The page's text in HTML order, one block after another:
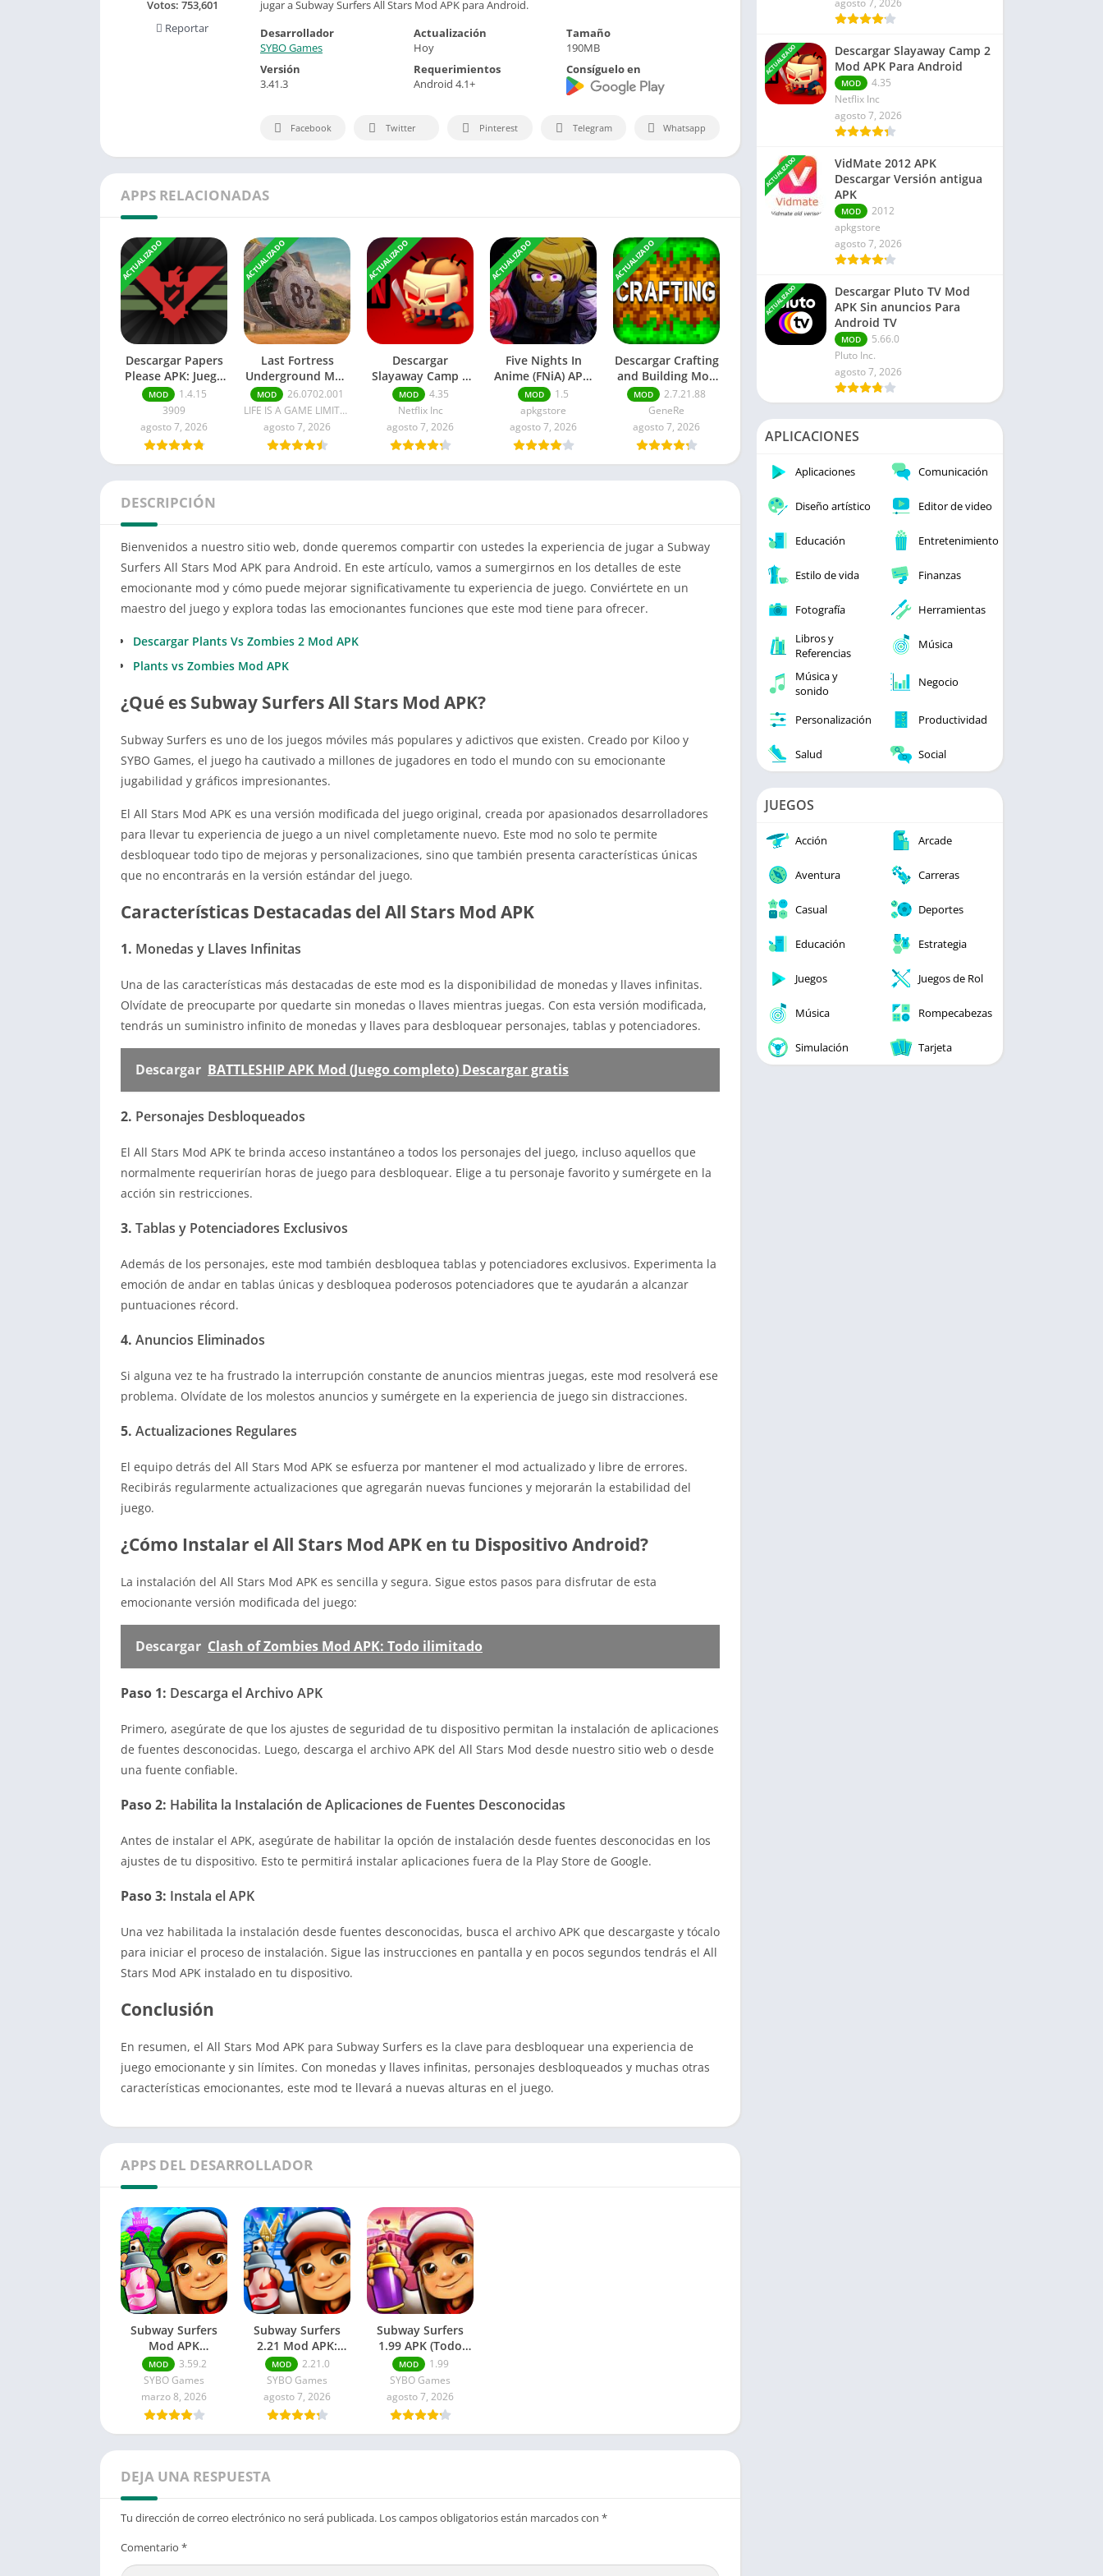
Finanzas
Libros y Referencias
Rompecabezas
Negocio
jugar a Subway Surfers All Stars Mod APK para Android.
Votos: 753,601
Reportar
Desarrollador
SYBO Games
Actualización
Hoy
Tamaño
190MB
Versión
3.41.3
Requerimientos
Android 4.1+
Consíguelo en
Facebook Twitter Pinterest Telegram Whatsapp
APPS RELACIONADAS
ACTUALIZADO
Descargar Papers
Please APK: Juego
completo para
Android
MOD
1.4.15
3909
agosto 7, 2026
ACTUALIZADO
Last Fortress
Underground Mod
APK Última
versión
MOD
26.0702.001
LIFE IS A GAME LIMITED
agosto 7, 2026
ACTUALIZADO
Descargar
Slayaway Camp 2
Mod APK Para
Android
MOD
4.35
Netflix Inc
agosto 7, 2026
ACTUALIZADO
Five Nights In
Anime (FNiA) APK:
Remastered
MOD
1.5
apkgstore
agosto 7, 2026
ACTUALIZADO
Descargar Crafting
and Building Mod
APK Dinero
ilimitado
MOD
2.7.21.88
GeneRe
agosto 7, 2026
DESCRIPCIÓN
Bienvenidos a nuestro sitio web, donde queremos compartir con ustedes la experiencia de jugar a Subway
Surfers All Stars Mod APK para Android. En este artículo, vamos a sumergirnos en los detalles de este
emocionante mod y cómo puede mejorar significativamente tu experiencia de juego. Conviértete en un
maestro del juego y explora todas las emocionantes funciones que este mod tiene para ofrecer.
Descargar Plants Vs Zombies 2 Mod APK
Plants vs Zombies Mod APK
¿Qué es Subway Surfers All Stars Mod APK?
Subway Surfers es uno de los juegos móviles más populares y adictivos que existen. Creado por Kiloo y
SYBO Games, el juego ha cautivado a millones de jugadores en todo el mundo con su emocionante
jugabilidad y gráficos impresionantes.
El All Stars Mod APK es una versión modificada del juego original, creada por apasionados desarrolladores
para llevar tu experiencia de juego a un nivel completamente nuevo. Este mod no solo te permite
desbloquear todo tipo de mejoras y personalizaciones, sino que también presenta características únicas
que no encontrarás en la versión estándar del juego.
Características Destacadas del All Stars Mod APK
1. Monedas y Llaves Infinitas
Una de las características más destacadas de este mod es la disponibilidad de monedas y llaves infinitas.
Olvídate de preocuparte por quedarte sin monedas o llaves mientras juegas. Con esta versión modificada,
tendrás un suministro infinito de monedas y llaves para desbloquear personajes, tablas y potenciadores.
Descargar BATTLESHIP APK Mod (Juego completo) Descargar gratis
2. Personajes Desbloqueados
El All Stars Mod APK te brinda acceso instantáneo a todos los personajes del juego, incluso aquellos que
normalmente requerirían horas de juego para desbloquear. Elige a tu personaje favorito y sumérgete en la
acción sin restricciones.
3. Tablas y Potenciadores Exclusivos
Además de los personajes, este mod también desbloquea tablas y potenciadores exclusivos. Experimenta la
emoción de andar en tablas únicas y desbloquea poderosos potenciadores que te ayudarán a alcanzar
puntuaciones récord.
4. Anuncios Eliminados
Si alguna vez te ha frustrado la interrupción constante de anuncios mientras juegas, este mod resolverá ese
problema. Olvídate de los molestos anuncios y sumérgete en la experiencia de juego sin distracciones.
5. Actualizaciones Regulares
El equipo detrás del All Stars Mod APK se esfuerza por mantener el mod actualizado y libre de errores.
Recibirás regularmente actualizaciones que agregarán nuevas funciones y mejorarán la estabilidad del
juego.
¿Cómo Instalar el All Stars Mod APK en tu Dispositivo Android?
La instalación del All Stars Mod APK es sencilla y segura. Sigue estos pasos para disfrutar de esta
emocionante versión modificada del juego:
Descargar Clash of Zombies Mod APK: Todo ilimitado
Paso 1: Descarga el Archivo APK
Primero, asegúrate de que los ajustes de seguridad de tu dispositivo permitan la instalación de aplicaciones
de fuentes desconocidas. Luego, descarga el archivo APK del All Stars Mod desde nuestro sitio web o desde
una fuente confiable.
Paso 2: Habilita la Instalación de Aplicaciones de Fuentes Desconocidas
Antes de instalar el APK, asegúrate de habilitar la opción de instalación desde fuentes desconocidas en los
ajustes de tu dispositivo. Esto te permitirá instalar aplicaciones fuera de la Play Store de Google.
Paso 3: Instala el APK
Una vez habilitada la instalación desde fuentes desconocidas, busca el archivo APK que descargaste y tócalo
para iniciar el proceso de instalación. Sigue las instrucciones en pantalla y en pocos segundos tendrás el All
Stars Mod APK instalado en tu dispositivo.
Conclusión
En resumen, el All Stars Mod APK para Subway Surfers es la clave para desbloquear una experiencia de
juego emocionante y sin límites. Con monedas y llaves infinitas, personajes desbloqueados y muchas otras
características emocionantes, este mod te llevará a nuevas alturas en el juego.
APPS DEL DESARROLLADOR
Subway Surfers
Mod APK
(Monedas/llaves
ilimitadas)
MOD
3.59.2
SYBO Games
marzo 8, 2026
Subway Surfers
2.21 Mod APK:
Dinero ilimitado
MOD
2.21.0
SYBO Games
agosto 7, 2026
Subway Surfers
1.99 APK (Todo
ilimitado)
MOD
1.99
SYBO Games
agosto 7, 2026
DEJA UNA RESPUESTA
Tu dirección de correo electrónico no será publicada. Los campos obligatorios están marcados con *
Comentario *
agosto 7, 2026
ACTUALIZADO
Descargar Slayaway Camp 2
Mod APK Para Android
MOD
4.35
Netflix Inc
agosto 7, 2026
ACTUALIZADO
VidMate 2012 APK
Descargar Versión antigua
APK
MOD
2012
apkgstore
agosto 7, 2026
ACTUALIZADO
Descargar Pluto TV Mod
APK Sin anuncios Para
Android TV
MOD
5.66.0
Pluto Inc.
agosto 7, 2026
APLICACIONES
Aplicaciones Comunicación
Diseño artístico Editor de video
Educación Entretenimiento
Estilo de vida Finanzas
Fotografía
Herramientas
Libros y
Referencias
Música
Música y
sonido
Negocio
Personalización Productividad
Salud Social
JUEGOS
Acción Arcade
Aventura Carreras
Casual Deportes
Educación Estrategia
Juegos Juegos de Rol
Música Rompecabezas
Simulación Tarjeta